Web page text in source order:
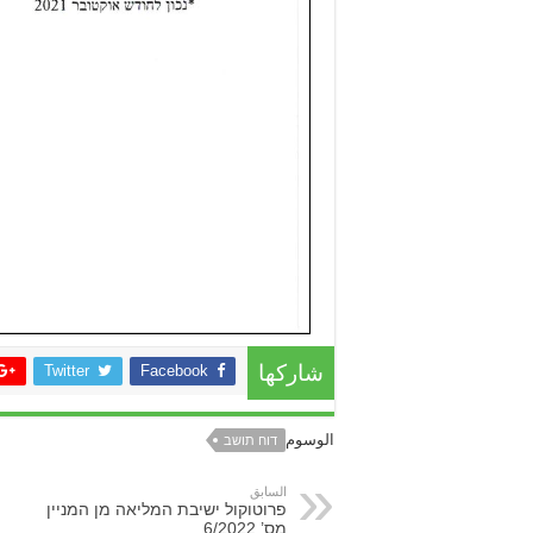
شاركها Facebook
Twitter
الوسوم דוח תושב
السابق
פרוטוקול ישיבת המליאה מן המניין
מס’ 6/2022